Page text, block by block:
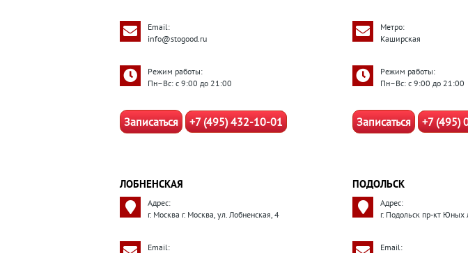
Email:
info@stogood.ru
Режим работы:
Пн–Вс: с 9:00 до 21:00
Записаться +7 (495) 432-10-01
Метро:
Каширская
Режим работы:
Пн–Вс: с 9:00 до 21:00
Записаться +7 (495)
ЛОБНЕНСКАЯ
Адрес:
г. Москва г. Москва, ул. Лобненская, 4
Email:
ПОДОЛЬСК
Адрес:
г. Подольск пр-кт Юных
Email: